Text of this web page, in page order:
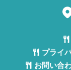
プライ
お問い合